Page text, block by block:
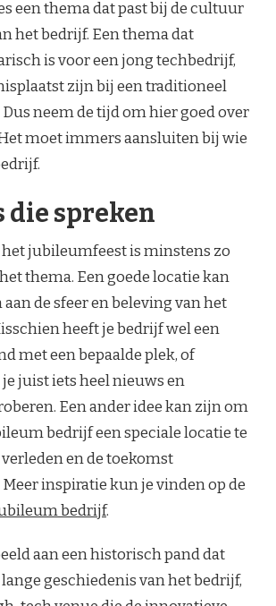
een thema dat past bij de cultuur
het bedrijf. Een thema dat
is voor een jong techbedrijf,
zijn bij een traditioneel
neem de tijd om hier goed over
moet immers aansluiten bij wie
die spreken
het jubileumfeest is minstens zo
thema. Een goede locatie kan
de sfeer en beleving van het
heeft je bedrijf wel een
met een bepaalde plek, of
juist iets heel nieuws en
Een ander idee kan zijn om
bedrijf een speciale locatie te
en de toekomst
inspiratie kun je vinden op de
bedrijf.
aan een historisch pand dat
geschiedenis van het bedrijf,